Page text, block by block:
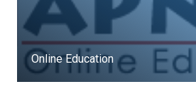
Online Education